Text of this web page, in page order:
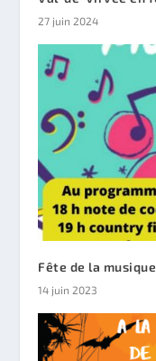
27 juin 2024
Fête de la musique
14 juin 2023